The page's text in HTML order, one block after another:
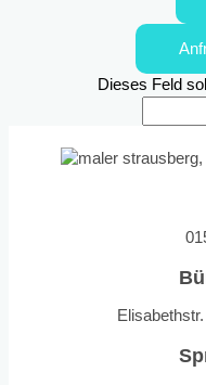
Dieses Feld